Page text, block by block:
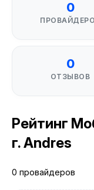
0
0
ОТЗЫВОВ
Рейтинг
г. Andres
0 провайдеров